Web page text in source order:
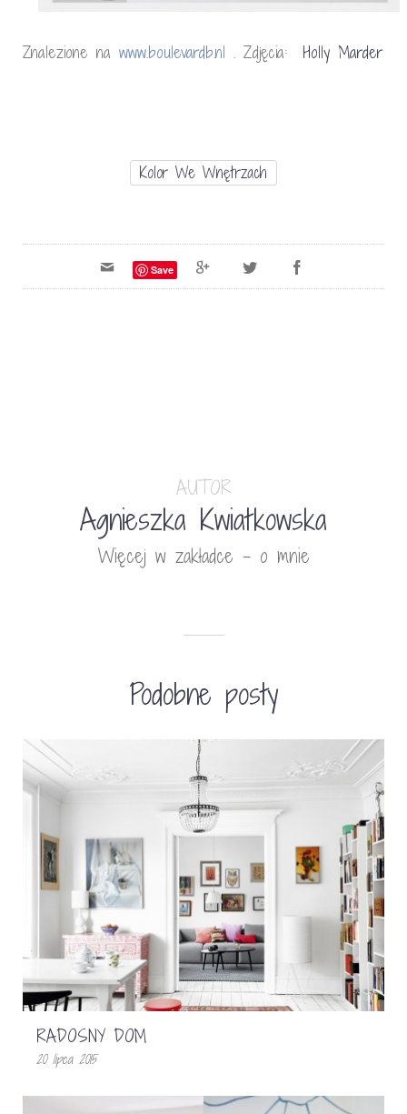
Znalezione na www.boulevardb.nl . Zdjęcia: Holly Marder
Kolor We Wnętrzach
Save
AUTOR
Agnieszka Kwiatkowska
Więcej w zakładce - o mnie
Podobne posty
RADOSNY DOM
20 lipca 2015